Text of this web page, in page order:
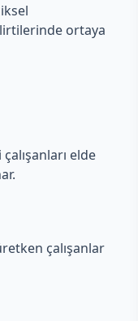
ortaya
elde
çalışanlar